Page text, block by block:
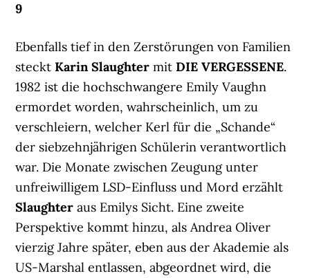
9
Ebenfalls tief in den Zerstörungen von Familien
stecktKarin SlaughtermitDIE VERGESSENE.
1982 ist die hochschwangere Emily Vaughn
ermordet worden, wahrscheinlich, um zu
verschleiern, welcher Kerl für die „Schande“
der siebzehnjährigen Schülerin verantwortlich
war. Die Monate zwischen Zeugung unter
unfreiwilligem LSD-Einfluss und Mord erzählt
Slaughter aus Emilys Sicht. Eine zweite
Perspektive kommt hinzu, als Andrea Oliver
vierzig Jahre später, eben aus der Akademie als
US-Marshal entlassen, abgeordnet wird, die